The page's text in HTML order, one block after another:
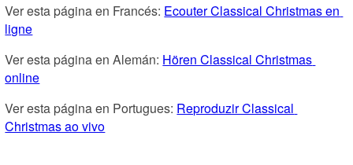
Ver esta página en Francés: Ecouter Classical Christmas en
ligne
Ver esta página en Alemán: Hören Classical Christmas
online
Ver esta página en Portugues: Reproduzir Classical
Christmas ao vivo